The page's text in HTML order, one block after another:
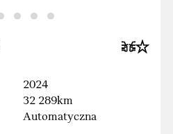
2024
32 289km
Automatyczna